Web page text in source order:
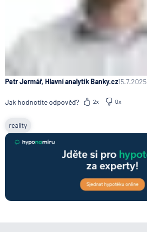
Petr Jermář, Hlavní analytik Banky.cz15.7.2025
Jak hodnotíte odpověď? 2x 0x
reality